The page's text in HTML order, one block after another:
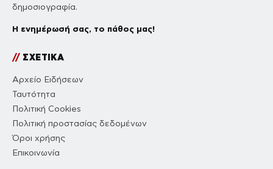
δημοσιογραφία.
Η ενημέρωσή σας, το πάθος μας!
//ΣΧΕΤΙΚΑ
Αρχείο Ειδήσεων
Ταυτότητα
Πολιτική Cookies
Πολιτική προστασίας δεδομένων
Όροι χρήσης
Επικοινωνία